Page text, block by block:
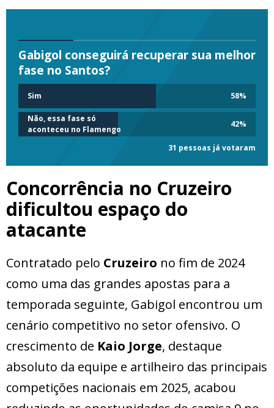
Gabigol conseguirá recuperar sua melhor
fase no Santos?
Sim 58%
Não, essa fase só
aconteceu no Flamengo
42%
31 pessoas já votaram
Concorrência no Cruzeiro
dificultou espaço do
atacante
Contratado pelo Cruzeiro no fim de 2024
como uma das grandes apostas para a
temporada seguinte, Gabigol encontrou um
cenário competitivo no setor ofensivo. O
crescimento de Kaio Jorge, destaque
absoluto da equipe e artilheiro das principais
competições nacionais em 2025, acabou